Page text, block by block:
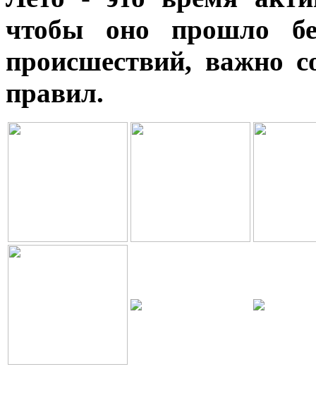
чтобы оно прошло
происшествий, важно
правил.